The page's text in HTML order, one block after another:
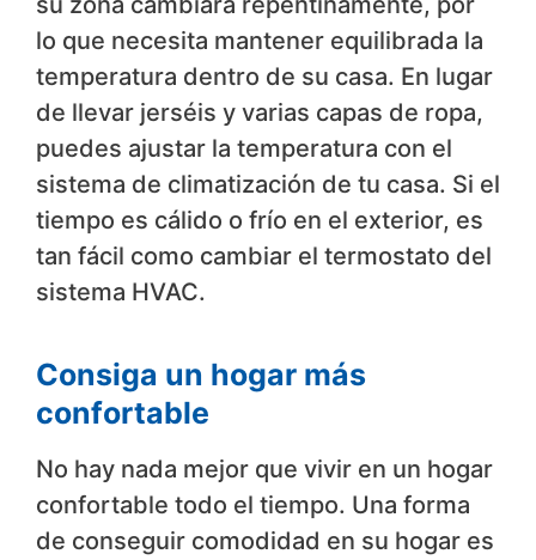
lo que necesita mantener equilibrada la
temperatura dentro de su casa. En lugar
de llevar jerséis y varias capas de ropa,
puedes ajustar la temperatura con el
sistema de climatización de tu casa. Si el
tiempo es cálido o frío en el exterior, es
tan fácil como cambiar el termostato del
sistema HVAC.
Consiga un hogar más
confortable
No hay nada mejor que vivir en un hogar
confortable todo el tiempo. Una forma
de conseguir comodidad en su hogar es